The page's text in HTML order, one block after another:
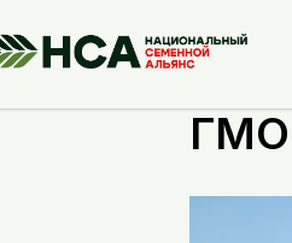
ГМО